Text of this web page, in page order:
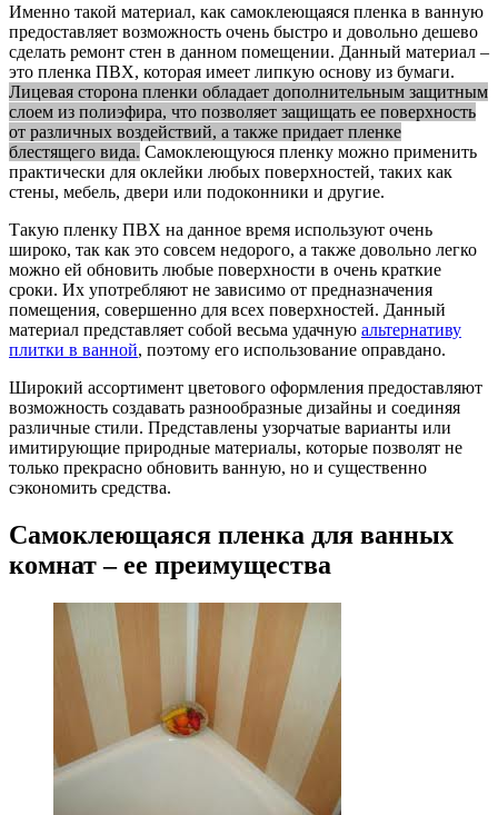
Именно такой материал, как самоклеющаяся пленка в ванную
предоставляет возможность очень быстро и довольно дешево
сделать ремонт стен в данном помещении. Данный материал –
это пленка ПВХ, которая имеет липкую основу из бумаги.
Лицевая сторона пленки обладает дополнительным защитным
слоем из полиэфира, что позволяет защищать ее поверхность
от различных воздействий, а также придает пленке
блестящего вида. Самоклеющуюся пленку можно применить
практически для оклейки любых поверхностей, таких как
стены, мебель, двери или подоконники и другие.
Такую пленку ПВХ на данное время используют очень
широко, так как это совсем недорого, а также довольно легко
можно ей обновить любые поверхности в очень краткие
сроки. Их употребляют не зависимо от предназначения
помещения, совершенно для всех поверхностей. Данный
материал представляет собой весьма удачную альтернативу
плитки в ванной, поэтому его использование оправдано.
Широкий ассортимент цветового оформления предоставляют
возможность создавать разнообразные дизайны и соединяя
различные стили. Представлены узорчатые варианты или
имитирующие природные материалы, которые позволят не
только прекрасно обновить ванную, но и существенно
сэкономить средства.
Самоклеющаяся пленка для ванных
комнат – ее преимущества